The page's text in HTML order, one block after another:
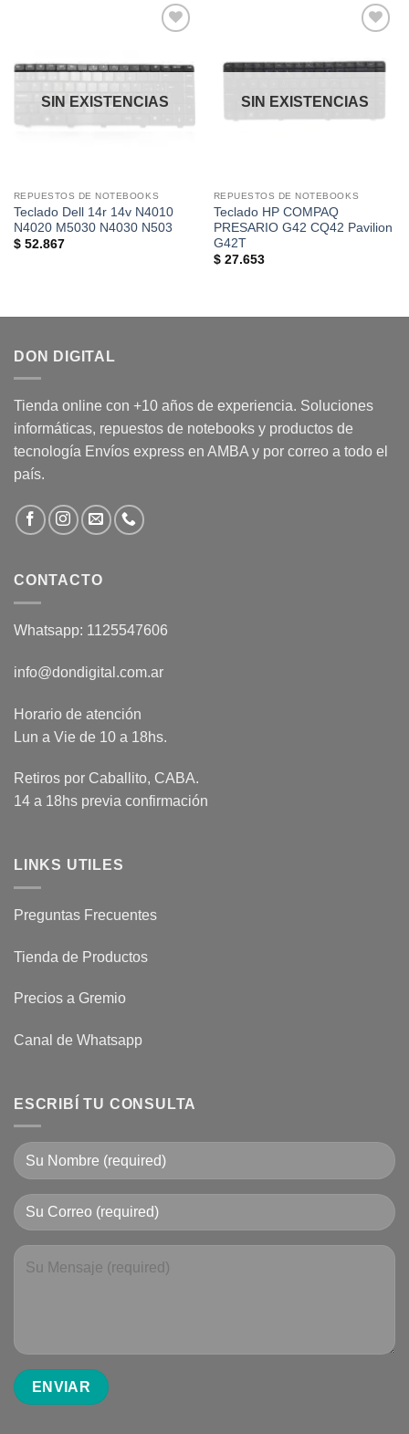
lista de
SIN EXISTENCIAS
REPUESTOS DE NOTEBOOKS
Teclado Dell 14r 14v N4010
N4020 M5030 N4030 N503
$52.867
a la
lista de
SIN EXISTENCIAS
REPUESTOS DE NOTEBOOKS
Teclado HP COMPAQ
PRESARIO G42 CQ42 Pavilion
G42T
$27.653
DON DIGITAL
Tienda online con +10 años de experiencia. Soluciones
informáticas, repuestos de notebooks y productos de
tecnología Envíos express en AMBA y por correo a todo el
país.
CONTACTO
Whatsapp: 1125547606
info@dondigital.com.ar
Horario de atención
Lun a Vie de 10 a 18hs.
Retiros por Caballito, CABA.
14 a 18hs previa confirmación
LINKS UTILES
Preguntas Frecuentes
Tienda de Productos
Precios a Gremio
Canal de Whatsapp
ESCRIBÍ TU CONSULTA